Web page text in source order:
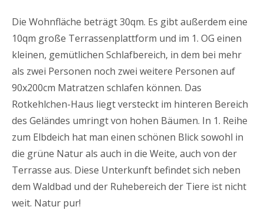
Die Wohnfläche beträgt 30qm. Es gibt außerdem eine
10qm große Terrassenplattform und im 1. OG einen
kleinen, gemütlichen Schlafbereich, in dem bei mehr
als zwei Personen noch zwei weitere Personen auf
90x200cm Matratzen schlafen können. Das
Rotkehlchen-Haus liegt versteckt im hinteren Bereich
des Geländes umringt von hohen Bäumen. In 1. Reihe
zum Elbdeich hat man einen schönen Blick sowohl in
die grüne Natur als auch in die Weite, auch von der
Terrasse aus. Diese Unterkunft befindet sich neben
dem Waldbad und der Ruhebereich der Tiere ist nicht
weit. Natur pur!